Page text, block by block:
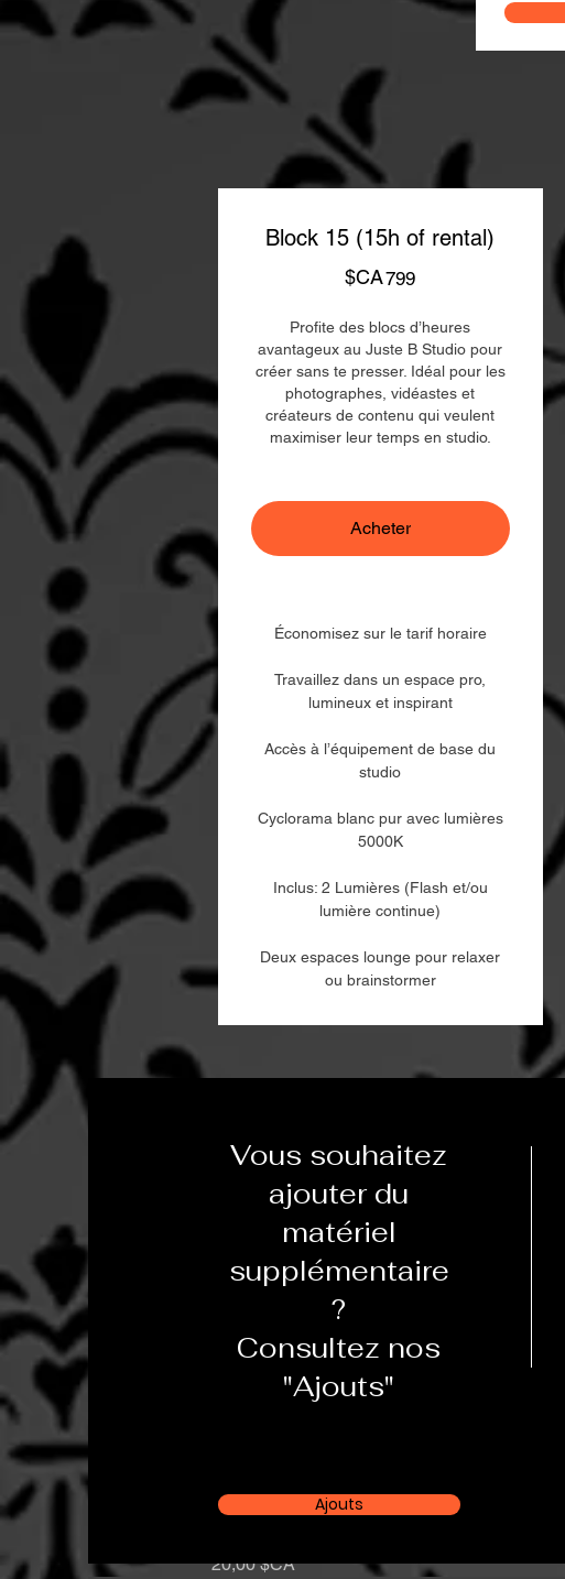
Block 15 (15h of rental)
$CA799
Profite des blocs d’heures
avantageux au Juste B Studio pour
créer sans te presser. Idéal pour les
photographes, vidéastes et
créateurs de contenu qui veulent
maximiser leur temps en studio.
Acheter
Économisez sur le tarif horaire
Travaillez dans un espace pro,
lumineux et inspirant
Accès à l’équipement de base du
studio
Cyclorama blanc pur avec lumières
5000K
Inclus: 2 Lumières (Flash et/ou
lumière continue)
Deux espaces lounge pour relaxer
ou brainstormer
Prix
20,00 $CA
Vous souhaitez
ajouter du
matériel
supplémentaire
?
Consultez nos
"Ajouts"
Ajouts